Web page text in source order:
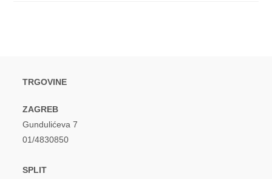
TRGOVINE
ZAGREB
Gundulićeva 7
01/4830850
SPLIT